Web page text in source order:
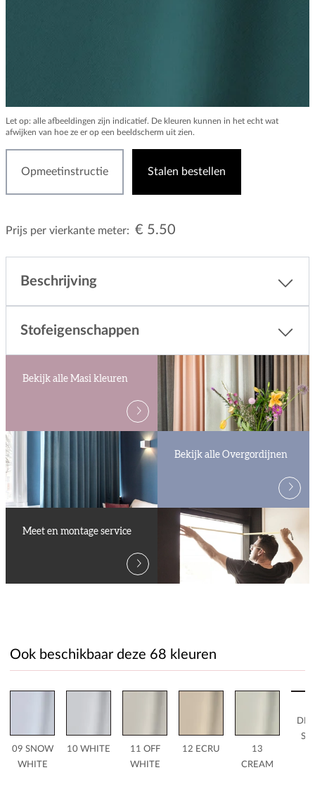
Let op: alle afbeeldingen zijn indicatief. De kleuren kunnen in het echt wat
afwijken van hoe ze er op een beeldscherm uit zien.
Opmeetinstructie Stalen bestellen
Prijs per vierkante meter: € 5.50
Beschrijving
Stofeigenschappen
Bekijk alle Masi kleuren
Bekijk alle Overgordijnen
Meet en montage service
Ook beschikbaar deze 68 kleuren
09 SNOW
WHITE
10 WHITE
11 OFF
WHITE
12 ECRU
13
CREAM